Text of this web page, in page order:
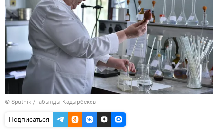
© Sputnik / Табылды Кадырбеков
Подписаться